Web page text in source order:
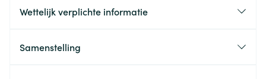
Wettelijk verplichte informatie
Samenstelling